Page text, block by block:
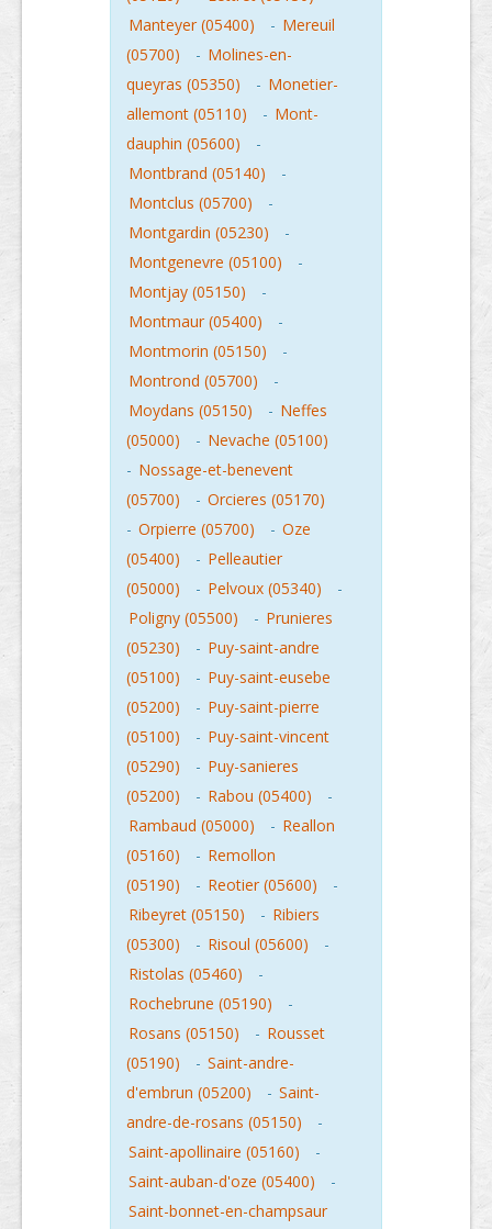
Manteyer (05400)
- Mereuil
(05700)
- Molines-en-
queyras (05350)
- Monetier-
allemont (05110)
- Mont-
dauphin (05600)
-
Montbrand (05140)
-
Montclus (05700)
-
Montgardin (05230)
-
Montgenevre (05100)
-
Montjay (05150)
-
Montmaur (05400)
-
Montmorin (05150)
-
Montrond (05700)
-
Moydans (05150)
- Neffes
(05000)
- Nevache (05100)
- Nossage-et-benevent
(05700)
- Orcieres (05170)
- Orpierre (05700) - Oze
(05400)
- Pelleautier
(05000)
- Pelvoux (05340)
-
Poligny (05500)
- Prunieres
(05230)
- Puy-saint-andre
(05100)
- Puy-saint-eusebe
(05200)
- Puy-saint-pierre
(05100)
- Puy-saint-vincent
(05290)
- Puy-sanieres
(05200)
- Rabou (05400)
-
Rambaud (05000)
- Reallon
(05160)
- Remollon
(05190)
- Reotier (05600)
-
Ribeyret (05150)
- Ribiers
(05300)
- Risoul (05600)
-
Ristolas (05460)
-
Rochebrune (05190)
-
Rosans (05150)
- Rousset
(05190)
- Saint-andre-
d'embrun (05200)
- Saint-
andre-de-rosans (05150)
-
Saint-apollinaire (05160)
-
Saint-auban-d'oze (05400)
-
Saint-bonnet-en-champsaur